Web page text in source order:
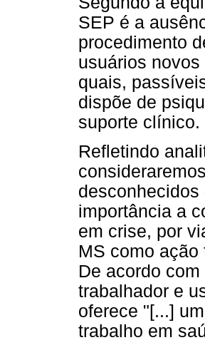
SEP é a
procedimento
usuários
quais,
dispõe de
suporte clínico.
Refletindo
importância a
em crise, por
MS como
De acordo
trabalhador e
oferece "[...]
trabalho em